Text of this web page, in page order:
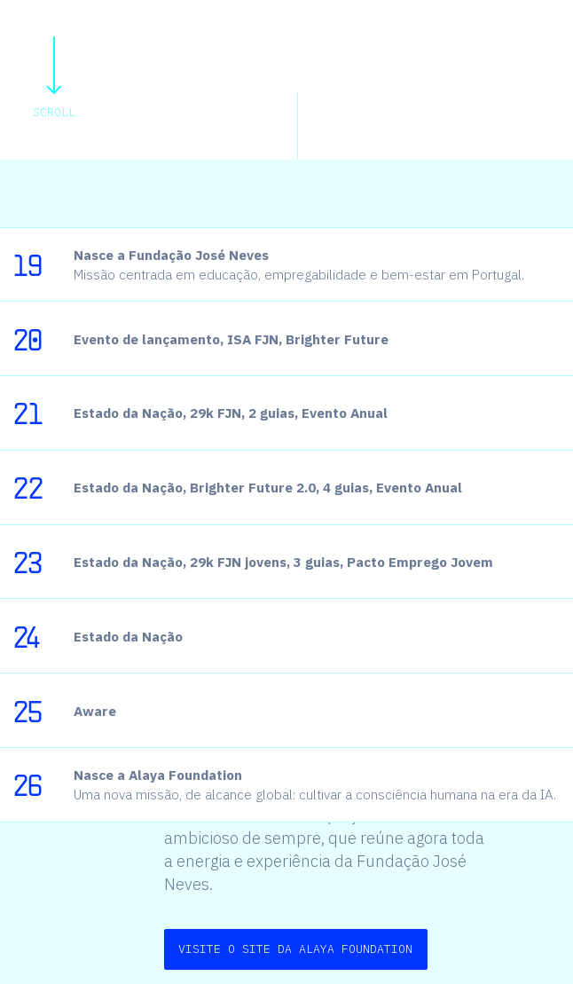
SCROLL
Sete anos a
construir
fundações.
Um novo horizon
caminho.
Durante sete anos, a Fundação José Neves
através da educação, da empregabilidade e
questão central: como preservar e cultivar
aquilo que nos torna profundamente
humanos? É essa a missão da Alaya
ambicioso de sempre, que reúne agora toda
a energia e experiência da Fundação José
Neves.
VISITE O SITE DA ALAYA FOUNDATION
19
Nasce a Fundação José Neves
Missão centrada em educação, empregabilidade e bem-estar em Portugal.
20 Evento de lançamento, ISA FJN, Brighter Future
21 Estado da Nação, 29k FJN, 2 guias, Evento Anual
22 Estado da Nação, Brighter Future 2.0, 4 guias, Evento Anual
23 Estado da Nação, 29k FJN jovens, 3 guias, Pacto Emprego Jovem
24 Estado da Nação
25 Aware
26
Nasce a Alaya Foundation
Uma nova missão, de alcance global: cultivar a consciência humana na era da IA.